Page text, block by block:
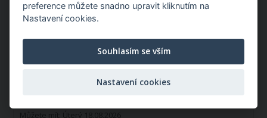
Rozměr B:64 mm
preference můžete snadno upravit kliknutím na
Nastavení cookies.
Souhlasím se vším
Nastavení cookies